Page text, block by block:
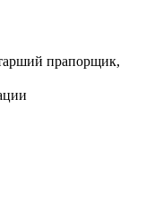
прапорщик,